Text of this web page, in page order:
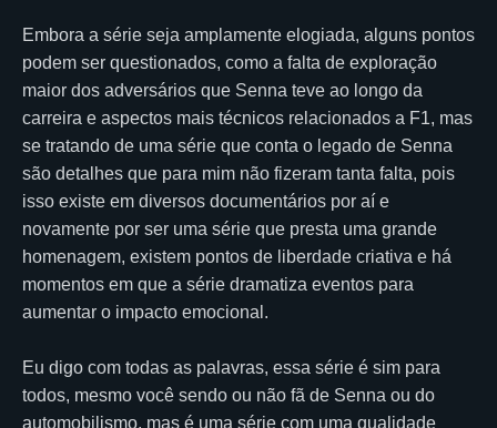
Embora a série seja amplamente elogiada, alguns pontos
podem ser questionados, como a falta de exploração
maior dos adversários que Senna teve ao longo da
carreira e aspectos mais técnicos relacionados a F1, mas
se tratando de uma série que conta o legado de Senna
são detalhes que para mim não fizeram tanta falta, pois
isso existe em diversos documentários por aí e
novamente por ser uma série que presta uma grande
homenagem, existem pontos de liberdade criativa e há
momentos em que a série dramatiza eventos para
aumentar o impacto emocional.
Eu digo com todas as palavras, essa série é sim para
todos, mesmo você sendo ou não fã de Senna ou do
automobilismo, mas é uma série com uma qualidade